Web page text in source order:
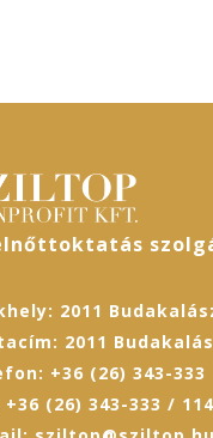
2011
2011
+36 (26) 343-333
+36 (26) 343-333 /